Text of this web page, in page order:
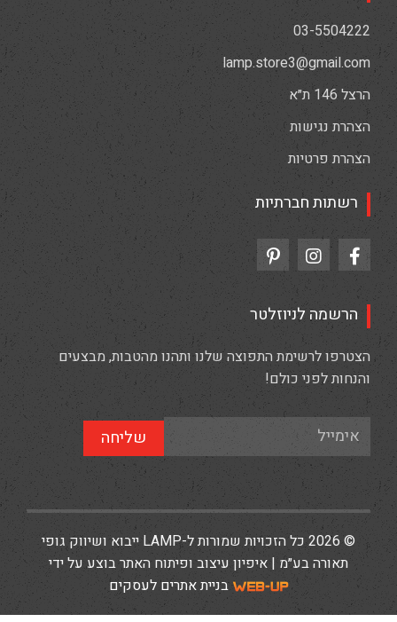
03-5504222
lamp.store3@gmail.com
הרצל 146 ת״א
הצהרת נגישות
הצהרת פרטיות
רשתות חברתיות
הרשמה לניוזלטר
הצטרפו לרשימת התפוצה שלנו ותהנו מהטבות, מבצעים
והנחות לפני כולם!
שליחה
© 2026 כל הזכויות שמורות ל-LAMP ייבוא ושיווק גופי
תאורה בע״מ | איפיון עיצוב ופיתוח האתר בוצע על ידי
בניית אתרים לעסקים